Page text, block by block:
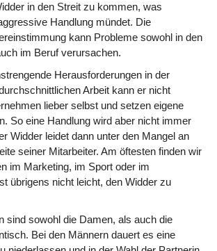
in den Streit zu kommen, was
Handlung mündet. Die
kann Probleme sowohl in den
im Beruf verursachen.
Herausforderungen in der
Arbeit kann er nicht
lieber selbst und setzen eigene
So eine Handlung wird aber nicht immer
Widder leidet dann unter den Mangel an
seiner Mitarbeiter. Am öftesten finden wir
im Marketing, im Sport oder im
übrigens nicht leicht, den Widder zu
sind sowohl die Damen, als auch die
Bei den Männern dauert es eine